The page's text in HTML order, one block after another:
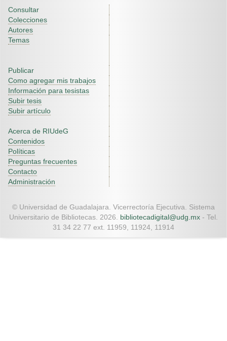
Consultar
Colecciones
Autores
Temas
Publicar
Como agregar mis trabajos
Información para tesistas
Subir tesis
Subir artículo
Acerca de RIUdeG
Contenidos
Políticas
Preguntas frecuentes
Contacto
Administración
© Universidad de Guadalajara. Vicerrectoría Ejecutiva. Sistema
Universitario de Bibliotecas. 2026. bibliotecadigital@udg.mx - Tel.
31 34 22 77 ext. 11959, 11924, 11914